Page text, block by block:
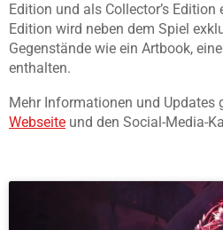
Edition und als Collector’s Edition
Edition wird neben dem Spiel
Gegenstände wie ein Artbook,
enthalten.
Mehr Informationen und Updates
Webseite und den Social-Media-